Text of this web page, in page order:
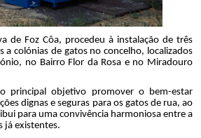
de Foz Côa, procedeu à instalação de três
a colónias de gatos no concelho, localizados
no Bairro Flor da Rosa e no Miradouro
principal objetivo promover o bem-estar
dignas e seguras para os gatos de rua, ao
para uma convivência harmoniosa entre a
já existentes.